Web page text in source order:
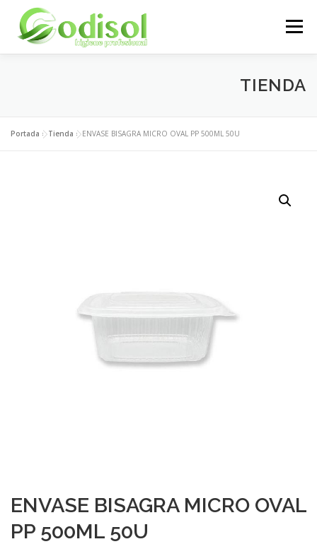
contenido
Menú
ÁREA CLIENTES CONTACTO
TIENDA
Portada »Tienda »ENVASE BISAGRA MICRO OVAL PP 500ML 50U
ENVASE BISAGRA MICRO OVAL
PP 500ML 50U